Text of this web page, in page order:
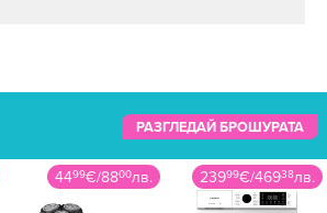
РАЗГЛЕДАЙ БРОШУРАТА
4499€/8800лв. 23999€/46938лв.